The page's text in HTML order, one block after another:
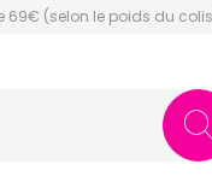
69€ (selon le poids du